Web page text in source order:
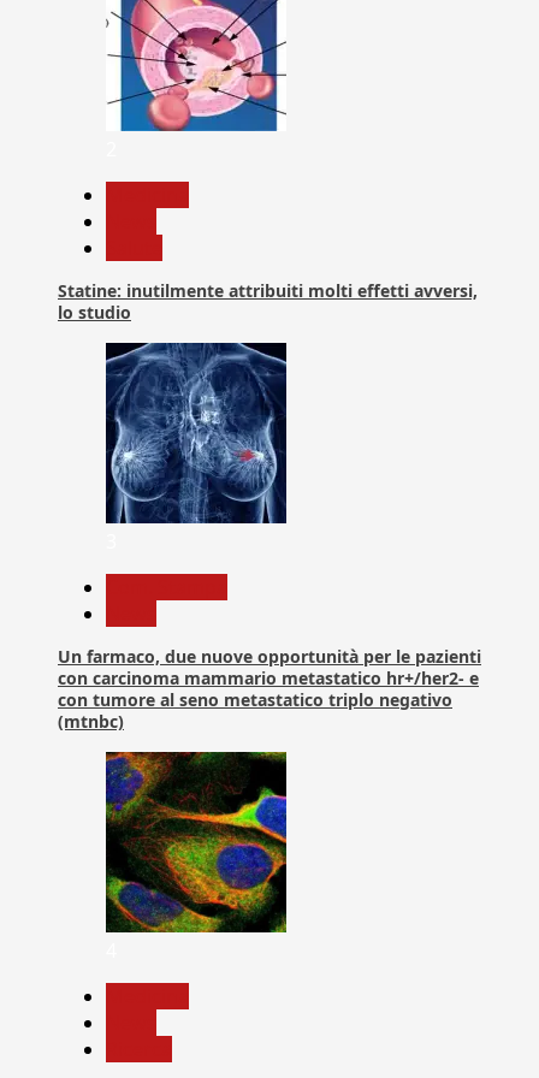
Statine: inutilmente attribuiti molti effetti avversi,
lo studio
Un farmaco, due nuove opportunità per le pazienti
con carcinoma mammario metastatico hr+/her2- e
con tumore al seno metastatico triplo negativo
(mtnbc)